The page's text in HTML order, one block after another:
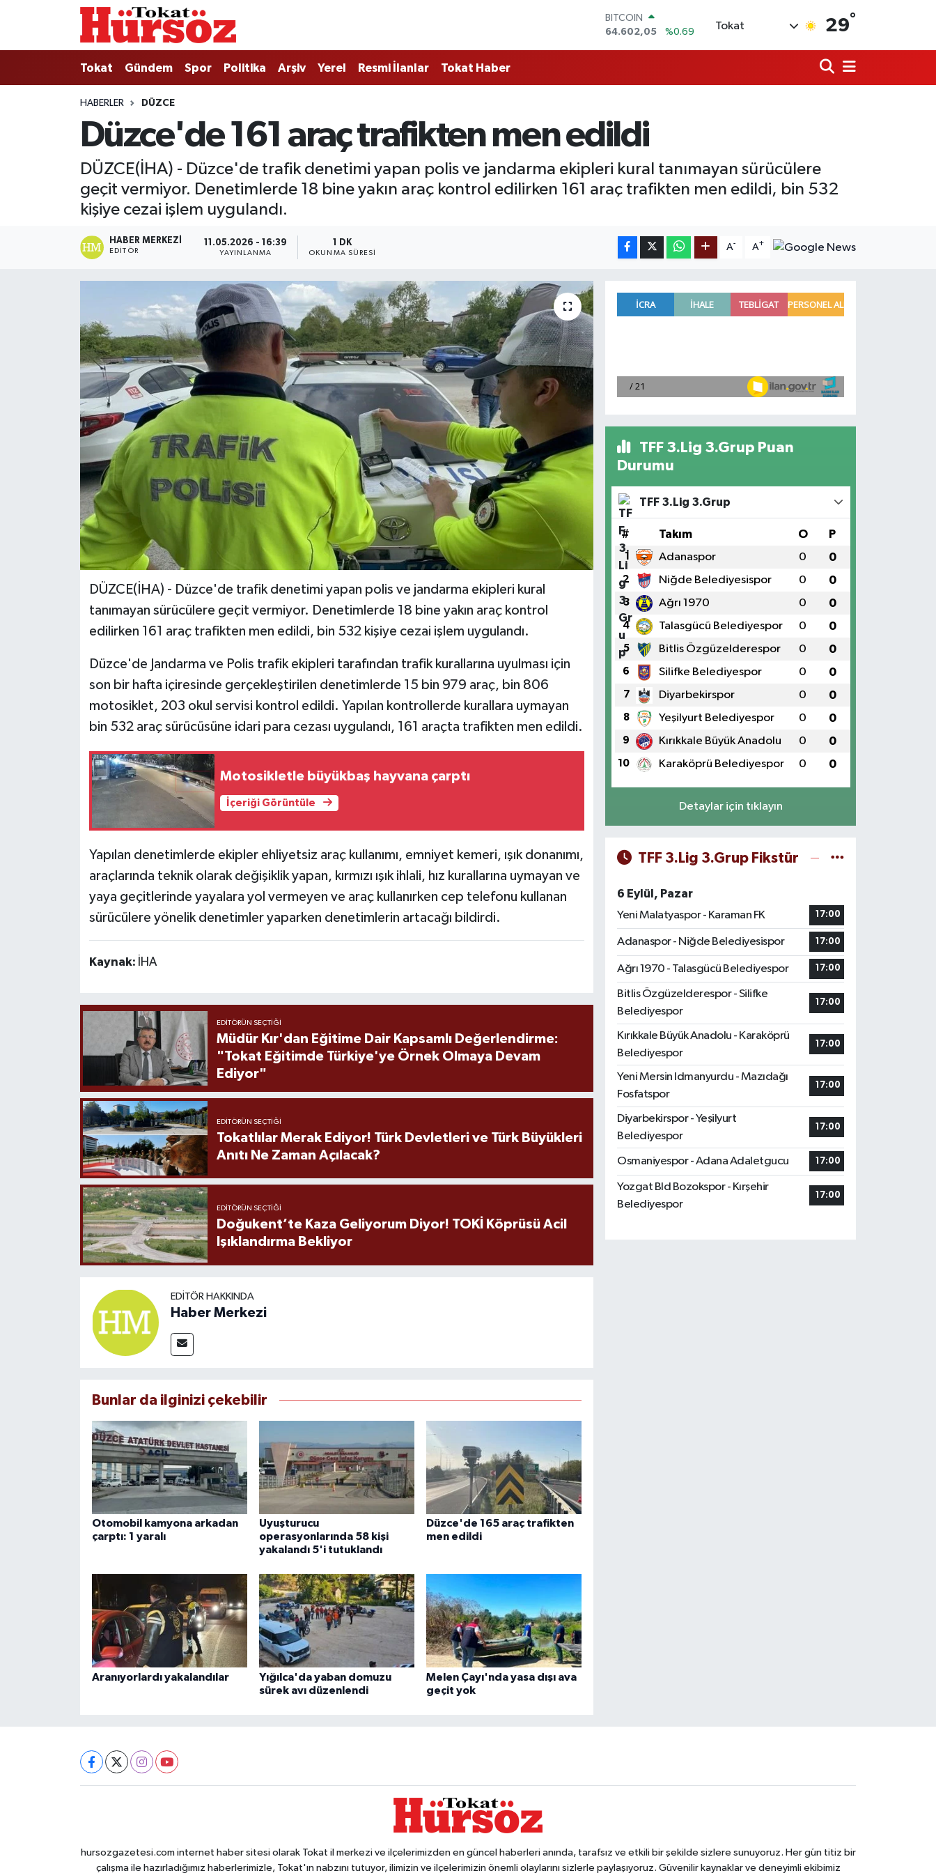
BITCOIN
64.602,05
%0.69
55,0700
%0.1
GRAM ALTIN
6513.94
13.768
%48
Tokat 29°
Tokat Gündem Spor Politika Arşiv Yerel Resmi İlanlar Tokat Haber
HABERLER DÜZCE
Düzce'de 161 araç trafikten men edildi
DÜZCE(İHA) - Düzce'de trafik denetimi yapan polis ve jandarma ekipleri kural tanımayan sürücülere
geçit vermiyor. Denetimlerde 18 bine yakın araç kontrol edilirken 161 araç trafikten men edildi, bin 532
kişiye cezai işlem uygulandı.
HABER MERKEZI
EDITÖR
11.05.2026 - 16:39
YAYINLANMA
1 DK
OKUNMA SÜRESI
A- A+
DÜZCE(İHA) - Düzce'de trafik denetimi yapan polis ve jandarma ekipleri kural
tanımayan sürücülere geçit vermiyor. Denetimlerde 18 bine yakın araç kontrol
edilirken 161 araç trafikten men edildi, bin 532 kişiye cezai işlem uygulandı.
Düzce'de Jandarma ve Polis trafik ekipleri tarafından trafik kurallarına uyulması için
son bir hafta içiresinde gerçekleştirilen denetimlerde 15 bin 979 araç, bin 806
motosiklet, 203 okul servisi kontrol edildi. Yapılan kontrollerde kurallara uymayan
bin 532 araç sürücüsüne idari para cezası uygulandı, 161 araçta trafikten men edildi.
Motosikletle büyükbaş hayvana çarptı
İçeriği Görüntüle
Yapılan denetimlerde ekipler ehliyetsiz araç kullanımı, emniyet kemeri, ışık donanımı,
araçlarında teknik olarak değişiklik yapan, kırmızı ışık ihlali, hız kurallarına uymayan ve
yaya geçitlerinde yayalara yol vermeyen ve araç kullanırken cep telefonu kullanan
sürücülere yönelik denetimler yaparken denetimlerin artacağı bildirdi.
Kaynak: İHA
EDITÖRÜN SEÇTIĞI
Müdür Kır'dan Eğitime Dair Kapsamlı Değerlendirme:
"Tokat Eğitimde Türkiye'ye Örnek Olmaya Devam
Ediyor"
EDITÖRÜN SEÇTIĞI
Tokatlılar Merak Ediyor! Türk Devletleri ve Türk Büyükleri
Anıtı Ne Zaman Açılacak?
EDITÖRÜN SEÇTIĞI
Doğukent’te Kaza Geliyorum Diyor! TOKİ Köprüsü Acil
Işıklandırma Bekliyor
EDITÖR HAKKINDA
Haber Merkezi
Bunlar da ilginizi çekebilir
Otomobil kamyona arkadan
çarptı: 1 yaralı
Uyuşturucu
operasyonlarında 58 kişi
yakalandı 5'i tutuklandı
Düzce'de 165 araç trafikten
men edildi
Aranıyorlardı yakalandılar
Yığılca'da yaban domuzu
sürek avı düzenlendi
Melen Çayı'nda yasa dışı ava
geçit yok
TFF 3.Lig 3.Grup Puan
Durumu
TFF 3.Lig 3.Grup
# Takım O P
1 Adanaspor 0 0
2 Niğde Belediyesispor 0 0
3 Ağrı 1970 0 0
4 Talasgücü Belediyespor 0 0
5 Bitlis Özgüzelderespor 0 0
6 Silifke Belediyespor 0 0
7 Diyarbekirspor 0 0
8 Yeşilyurt Belediyespor 0 0
9 Kırıkkale Büyük Anadolu 0 0
10 Karaköprü Belediyespor 0 0
Detaylar için tıklayın
TFF 3.Lig 3.Grup Fikstür
6 Eylül, Pazar
Yeni Malatyaspor - Karaman FK
17:00
Adanaspor - Niğde Belediyesispor 17:00
Ağrı 1970 - Talasgücü Belediyespor 17:00
Bitlis Özgüzelderespor - Silifke
Belediyespor
17:00
Kırıkkale Büyük Anadolu - Karaköprü
Belediyespor
17:00
Yeni Mersin Idmanyurdu - Mazıdağı
Fosfatspor
17:00
Diyarbekirspor - Yeşilyurt
Belediyespor
17:00
Osmaniyespor - Adana Adaletgucu 17:00
Yozgat Bld Bozokspor - Kırşehir
Belediyespor
17:00
hursozgazetesi.com internet haber sitesi olarak Tokat il merkezi ve ilçelerimizden en güncel haberleri anında, tarafsız ve etkili bir şekilde sizlere sunuyoruz. Her gün titiz bir
çalışma ile hazırladığımız haberlerimizle, Tokat'ın nabzını tutuyor, ilimizin ve ilçelerimizin önemli olaylarını sizlerle paylaşıyoruz. Güvenilir kaynaklar ve deneyimli ekibimiz
Tokat
Türkiye Gündemi
Gündem
Ekonomi
Tokat Haber
Nöbetçi Eczaneler
Hava Durumu
Tokat Namaz Vakitleri
Trafik Durumu
Süper Lig Puan Durumu ve Fikstür